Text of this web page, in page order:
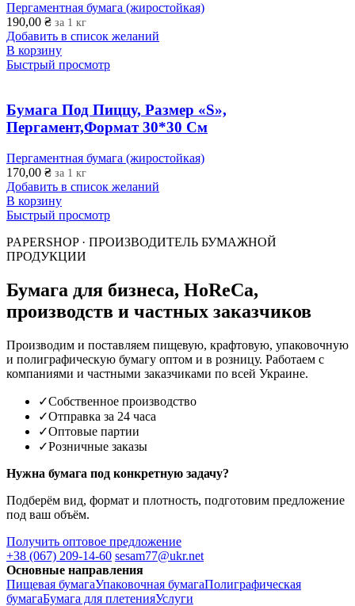
Пергаментная бумага (жиростойкая)
190,00 ₴ за 1 кг
Добавить в список желаний
В корзину
Быстрый просмотр
Бумага Под Пиццу, Размер «S»,
Пергамент,Формат 30*30 См
Пергаментная бумага (жиростойкая)
170,00 ₴ за 1 кг
Добавить в список желаний
В корзину
Быстрый просмотр
PAPERSHOP · ПРОИЗВОДИТЕЛЬ БУМАЖНОЙ
ПРОДУКЦИИ
Бумага для бизнеса, HoReCa,
производств и частных заказчиков
Производим и поставляем пищевую, крафтовую, упаковочную
и полиграфическую бумагу оптом и в розницу. Работаем с
компаниями и частными заказчиками по всей Украине.
✓Собственное производство
✓Отправка за 24 часа
✓Оптовые партии
✓Розничные заказы
Нужна бумага под конкретную задачу?
Подберём вид, формат и плотность, подготовим предложение
под ваш объём.
Получить оптовое предложение
+38 (067) 209-14-60 sesam77@ukr.net
Основные направления
Пищевая бумагаУпаковочная бумагаПолиграфическая
бумагаБумага для плетенияУслуги